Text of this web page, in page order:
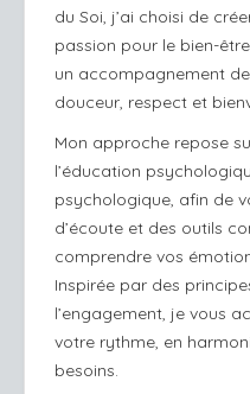
du Soi, j’ai choisi de
passion pour le bien-
un accompagnement
douceur, respect et
Mon approche repose
l’éducation
psychologique, afin de
d’écoute et des outils
comprendre vos
Inspirée par des
l’engagement, je vous
votre rythme, en
besoins.